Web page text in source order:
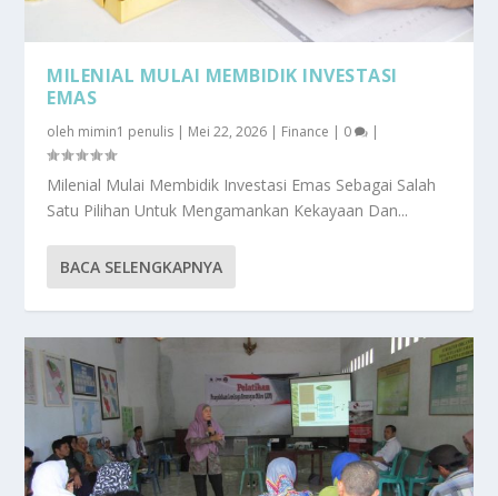
MILENIAL MULAI MEMBIDIK INVESTASI
EMAS
oleh mimin1 penulis | Mei 22, 2026 | Finance | 0 |
Milenial Mulai Membidik Investasi Emas Sebagai Salah
Satu Pilihan Untuk Mengamankan Kekayaan Dan...
BACA SELENGKAPNYA